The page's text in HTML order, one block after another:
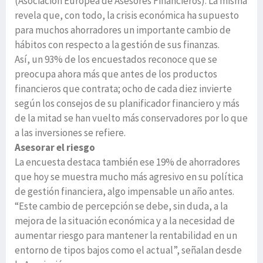
revela que, con todo, la crisis económica ha supuesto
para muchos ahorradores un importante cambio de
hábitos con respecto a la gestión de sus finanzas.
Así, un 93% de los encuestados reconoce que se
preocupa ahora más que antes de los productos
financieros que contrata; ocho de cada diez invierte
según los consejos de su planificador financiero y más
de la mitad se han vuelto más conservadores por lo que
a las inversiones se refiere.
Asesorar el riesgo
La encuesta destaca también ese 19% de ahorradores
que hoy se muestra mucho más agresivo en su política
de gestión financiera, algo impensable un año antes.
“Este cambio de percepción se debe, sin duda, a la
mejora de la situación económica y a la necesidad de
aumentar riesgo para mantener la rentabilidad en un
entorno de tipos bajos como el actual”, señalan desde